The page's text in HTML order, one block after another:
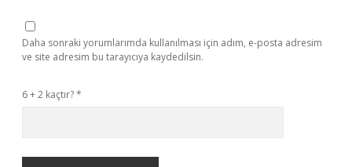
Daha sonraki yorumlarımda kullanılması için adım, e-posta adresim
ve site adresim bu tarayıcıya kaydedilsin.
6 + 2 kaçtır?*